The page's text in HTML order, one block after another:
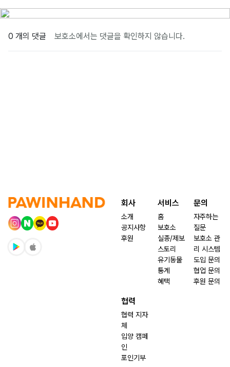
0 개의 댓글 보호소에서는 댓글을 확인하지 않습니다.
회사
소개
공지사항
후원
서비스
홈
보호소
실종/제보
스토리
유기동물
통계
혜택
문의
자주하는
질문
보호소 관
리 시스템
도입 문의
협업 문의
후원 문의
협력
협력 지자
체
입양 캠페
인
포인기부